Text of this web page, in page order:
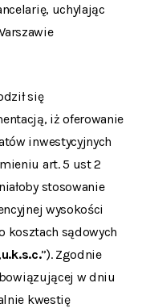
uchylając
się
iż oferowanie
inwestycyjnych
art. 5 ust 2
stosowanie
wysokości
kosztach sądowych
u.k.s.c.”). Zgodnie
w dniu
kwestię